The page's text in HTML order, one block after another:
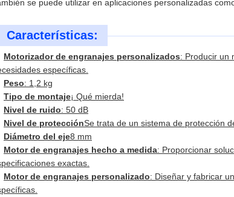
se puede utilizar en aplicaciones personalizadas
Características:
Motorizador de engranajes personalizados: Producir un
específicas.
Peso: 1,2 kg
Tipo de montaje¡ Qué mierda!
Nivel de ruido: 50 dB
Nivel de protecciónSe trata de un sistema de protección
Diámetro del eje8 mm
Motor de engranajes hecho a medida: Proporcionar
exactas.
Motor de engranajes personalizado: Diseñar y fabricar